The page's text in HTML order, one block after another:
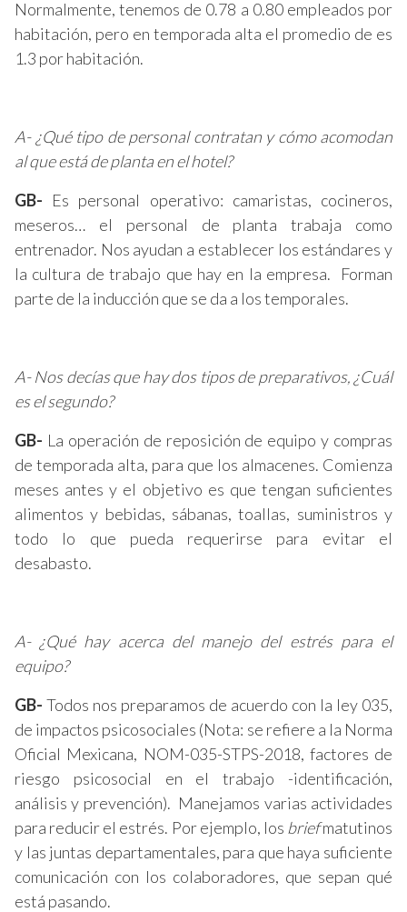
Normalmente, tenemos de 0.78 a 0.80 empleados por
habitación, pero en temporada alta el promedio de es
1.3 por habitación.
A- ¿Qué tipo de personal contratan y cómo acomodan
al que está de planta en el hotel?
GB- Es personal operativo: camaristas, cocineros,
meseros… el personal de planta trabaja como
entrenador. Nos ayudan a establecer los estándares y
la cultura de trabajo que hay en la empresa. Forman
parte de la inducción que se da a los temporales.
A- Nos decías que hay dos tipos de preparativos, ¿Cuál
es el segundo?
GB- La operación de reposición de equipo y compras
de temporada alta, para que los almacenes. Comienza
meses antes y el objetivo es que tengan suficientes
alimentos y bebidas, sábanas, toallas, suministros y
todo lo que pueda requerirse para evitar el
desabasto.
A- ¿Qué hay acerca del manejo del estrés para el
equipo?
GB- Todos nos preparamos de acuerdo con la ley 035,
de impactos psicosociales (Nota: se refiere a la Norma
Oficial Mexicana, NOM-035-STPS-2018, factores de
riesgo psicosocial en el trabajo -identificación,
análisis y prevención). Manejamos varias actividades
para reducir el estrés. Por ejemplo, los briefmatutinos
y las juntas departamentales, para que haya suficiente
comunicación con los colaboradores, que sepan qué
está pasando.